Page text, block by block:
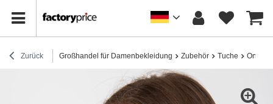
Zurück Großhandel für Damenbekleidung Zubehör Tuche Online-